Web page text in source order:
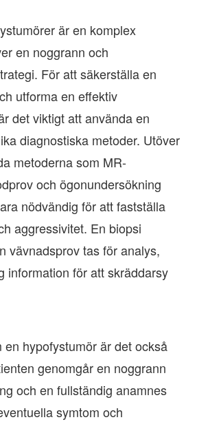
är en komplex
en noggrann och
För att säkerställa en
utforma en effektiv
det viktigt att använda en
diagnostiska metoder. Utöver
metoderna som MR-
och ögonundersökning
nödvändig för att fastställa
aggressivitet. En biopsi
vävnadsprov tas för analys,
information för att skräddarsy
en hypofystumör är det också
genomgår en noggrann
och en fullständig anamnes
symtom och